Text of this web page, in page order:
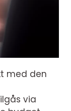
med den
via